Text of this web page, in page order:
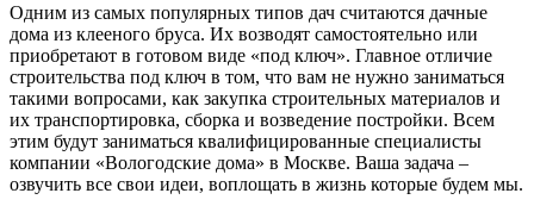
Одним из самых популярных типов дач считаются дачные
дома из клееного бруса. Их возводят самостоятельно или
приобретают в готовом виде «под ключ». Главное отличие
строительства под ключ в том, что вам не нужно заниматься
такими вопросами, как закупка строительных материалов и
их транспортировка, сборка и возведение постройки. Всем
этим будут заниматься квалифицированные специалисты
компании «Вологодские дома» в Москве. Ваша задача –
озвучить все свои идеи, воплощать в жизнь которые будем мы.